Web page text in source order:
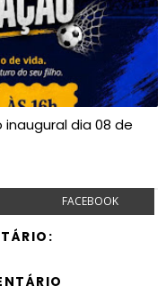
inaugural dia 08 de
FACEBOOK